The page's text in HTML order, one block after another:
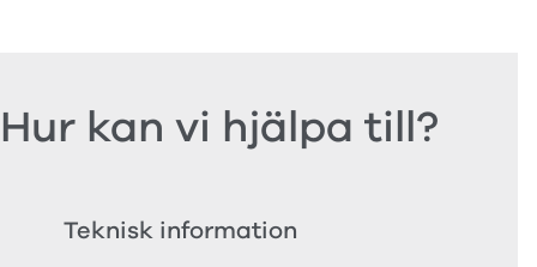
Hur kan vi hjälpa till?
Teknisk information